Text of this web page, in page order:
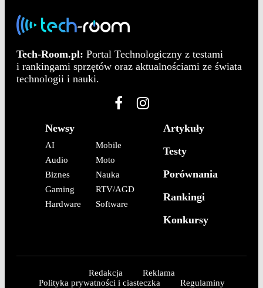
Tech-Room.pl: Portal Technologiczny z testami
i rankingami sprzętów oraz aktualnościami ze świata
technologii i nauki.
Newsy
AI
Audio
Biznes
Gaming
Hardware
Mobile
Moto
Nauka
RTV/AGD
Software
Artykuły
Testy
Porównania
Rankingi
Konkursy
Redakcja
Reklama
Polityka prywatności i ciasteczka
Regulaminy